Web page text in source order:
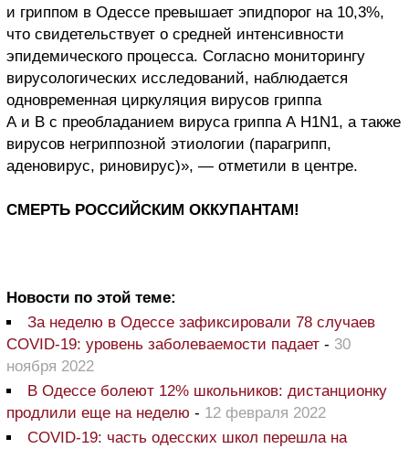
и гриппом в Одессе превышает эпидпорог на 10,3%,
что свидетельствует о средней интенсивности
эпидемического процесса. Согласно мониторингу
вирусологических исследований, наблюдается
одновременная циркуляция вирусов гриппа
А и В с преобладанием вируса гриппа А H1N1, а также
вирусов негриппозной этиологии (парагрипп,
аденовирус, риновирус)», — отметили в центре.
СМЕРТЬ РОССИЙСКИМ ОККУПАНТАМ!
Новости по этой теме:
За неделю в Одессе зафиксировали 78 случаев
COVID-19: уровень заболеваемости падает - 30
ноября 2022
В Одессе болеют 12% школьников: дистанционку
продлили еще на неделю - 12 февраля 2022
COVID-19: часть одесских школ перешла на